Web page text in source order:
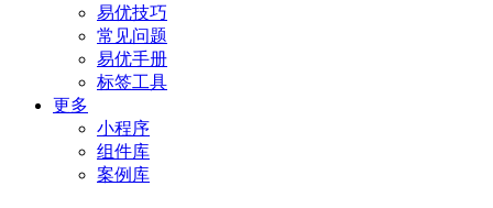
易优技巧
常见问题
易优手册
标签工具
更多
小程序
组件库
案例库